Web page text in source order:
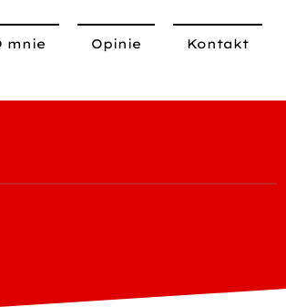
mnie Opinie Kontakt